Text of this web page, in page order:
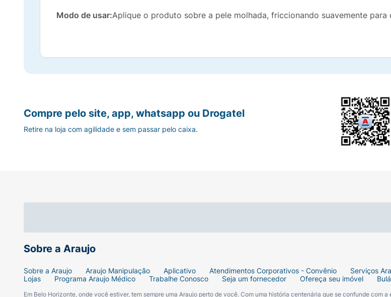
Modo de usar:Aplique o produto sobre a pele molhada, friccionando suavemente para
Sobre a Araujo
Sobre a Araujo Araujo Manipulação Aplicativo Atendimentos Corporativos - Convênio Serviços
Lojas
Programa Araujo Médico Trabalhe Conosco Seja um fornecedor Ofereça seu imóvel
Em Belo Horizonte, onde você estiver, tem sempre uma Araujo perto de você. Com uma história centenária que se confunde com
Compre pelo site, app, whatsapp ou Drogatel
Retire na loja com agilidade e sem passar pelo caixa.